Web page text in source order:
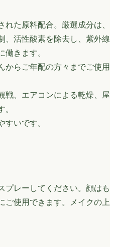
た原料配合。厳選成分は、
、活性酸素を除去し、紫外線
きます。
からご年配の方々までご使用
戦、エアコンによる乾燥、屋
いです。
プレーしてください。顔はも
ご使用できます。メイクの上